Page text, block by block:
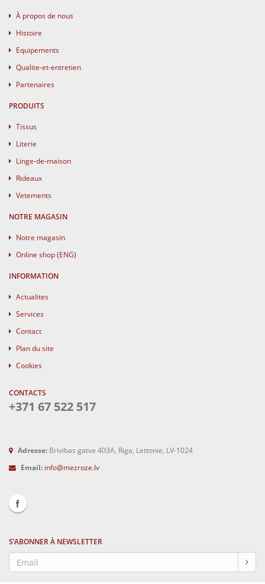
À propos de nous
Histoire
Equipements
Qualite-et-entretien
Partenaires
PRODUITS
Tissus
Literie
Linge-de-maison
Rideaux
Vetements
NOTRE MAGASIN
Notre magasin
Online shop (ENG)
INFORMATION
Actualites
Services
Contact
Plan du site
Cookies
CONTACTS
+371 67 522 517
Adresse: Brivibas gatve 403A, Riga, Lettonie, LV-1024
Email: info@mezroze.lv
S’ABONNER À NEWSLETTER